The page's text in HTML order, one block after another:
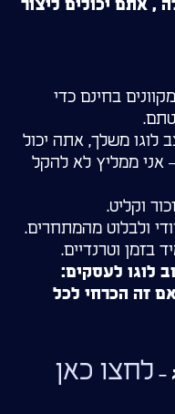
, אתם יכולים ליצור
בחינם כדי
לוגו משלך, אתה יכול
אני ממליץ לא להקל
וקליט.
ולבלוט מהמתחרים.
בזמן וטרנדיים.
לוגו לעסקים:
זה הכרחי לכל
– לחצו כאן